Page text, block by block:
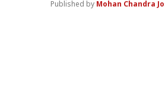
Mohan Chandra